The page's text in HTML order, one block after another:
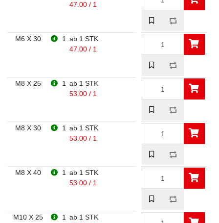
47.00 / 1
M6 X 30 1
ab 1 STK
47.00 / 1
M8 X 25 1
ab 1 STK
53.00 / 1
M8 X 30 1
ab 1 STK
53.00 / 1
M8 X 40 1
ab 1 STK
53.00 / 1
M10 X 25 1
ab 1 STK